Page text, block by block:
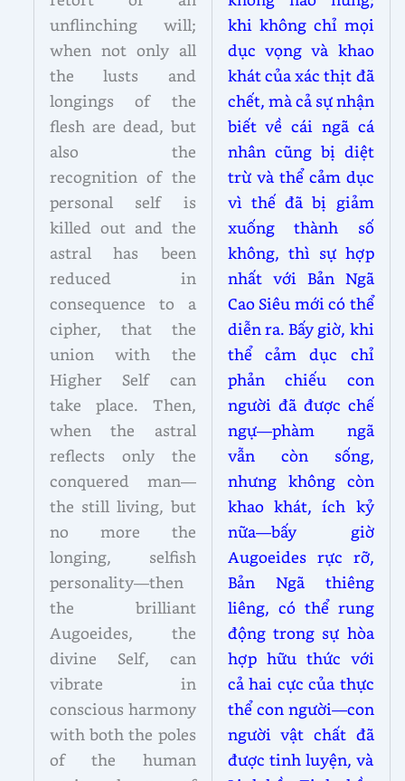
unflinching will;
when not only all
the lusts and
longings of the
flesh are dead, but
also the
recognition of the
personal self is
killed out and the
astral has been
reduced in
consequence to a
cipher, that the
union with the
Higher Self can
take place. Then,
when the astral
reflects only the
conquered man—
the still living, but
no more the
longing, selfish
personality—then
the brilliant
Augoeides, the
divine Self, can
vibrate in
conscious harmony
with both the poles
of the human
khi không chỉ mọi
dục vọng và khao
khát của xác thịt đã
chết, mà cả sự nhận
biết về cái ngã cá
nhân cũng bị diệt
trừ và thể cảm dục
vì thế đã bị giảm
xuống thành số
không, thì sự hợp
nhất với Bản Ngã
Cao Siêu mới có thể
diễn ra. Bấy giờ, khi
thể cảm dục chỉ
phản chiếu con
người đã được chế
ngự—phàm ngã
vẫn còn sống,
nhưng không còn
khao khát, ích kỷ
nữa—bấy giờ
Augoeides rực rỡ,
Bản Ngã thiêng
liêng, có thể rung
động trong sự hòa
hợp hữu thức với
cả hai cực của thực
thể con người—con
người vật chất đã
được tinh luyện, và